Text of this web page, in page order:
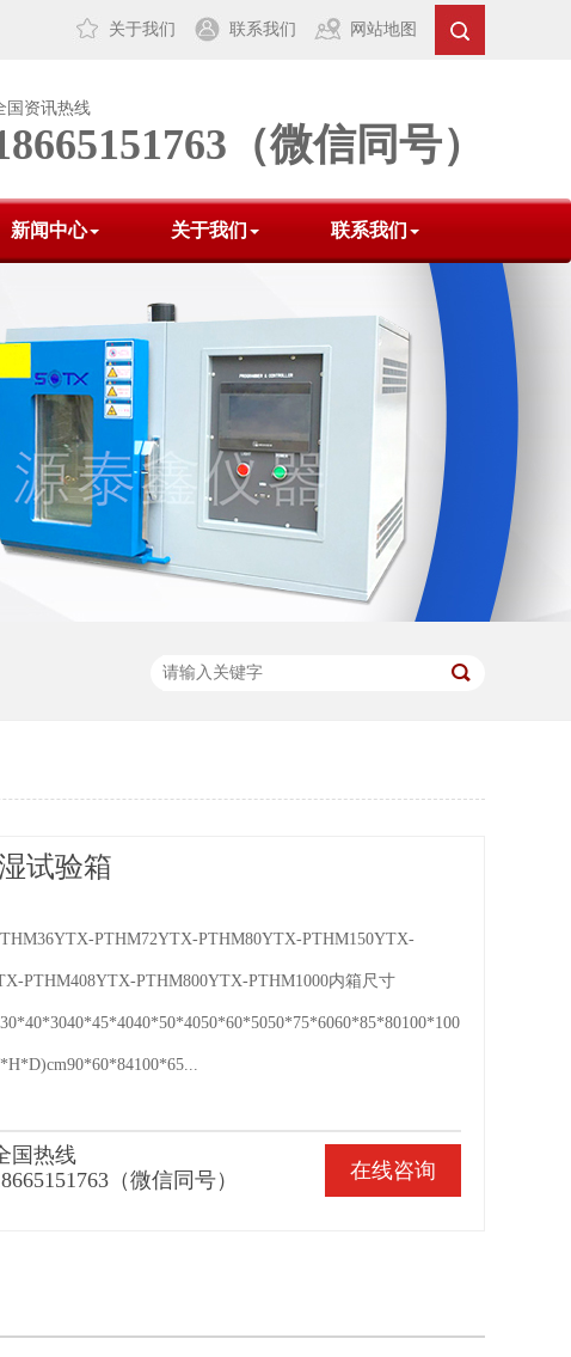
关于我们 联系我们 网站地图
国资讯热线
（微信同号）
新闻中心 关于我们 联系我们
试验箱
PTHM72YTX-PTHM80YTX-PTHM150YTX-
PTHM408YTX-PTHM800YTX-PTHM1000内箱尺寸
在线咨询
国热线
（微信同号）